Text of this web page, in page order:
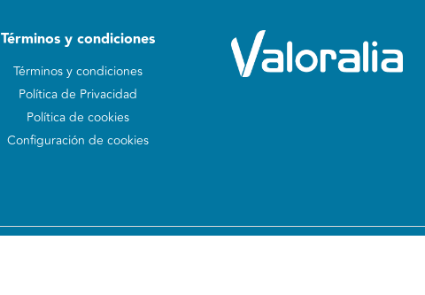
Términos y condiciones
Términos y condiciones
Política de Privacidad
Política de cookies
Configuración de cookies